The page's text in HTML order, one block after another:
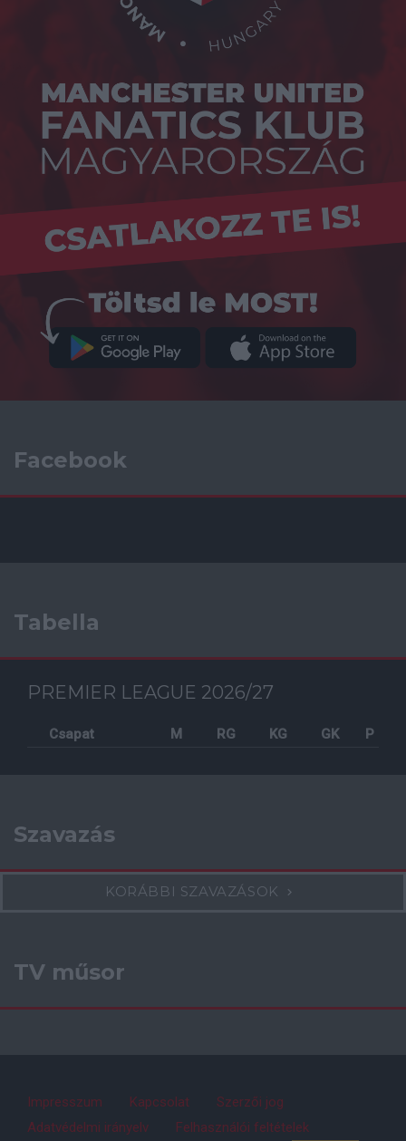
Facebook
Tabella
PREMIER LEAGUE 2026/27
Csapat M RG KG GK P
Szavazás
KORÁBBI SZAVAZÁSOK
TV műsor
Impresszum Kapcsolat
Szerzői jog
Adatvédelmi irányelv
Felhasználói feltételek